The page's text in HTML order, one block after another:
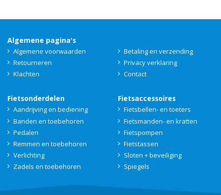
Algemene pagina's
Algemene voorwaarden
Betaling en verzending
Retourneren
Privacy verklaring
Klachten
Contact
Fietsonderdelen
Aandrijving en bediening
Banden en toebehoren
Pedalen
Remmen en toebehoren
Verlichting
Zadels en toebehoren
Fietsaccessoires
Fietsbellen- en toeters
Fietsmanden- en kratten
Fietspompen
Fietstassen
Sloten + beveiliging
Spiegels